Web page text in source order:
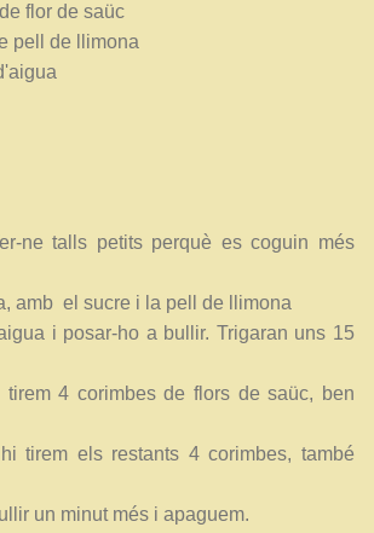
flor de saüc
pell de llimona
ne talls petits perquè es coguin més
amb el sucre i la pell de llimona
i posar-ho a bullir. Trigaran uns 15
4 corimbes de flors de saüc, ben
tirem els restants 4 corimbes, també
un minut més i apaguem.